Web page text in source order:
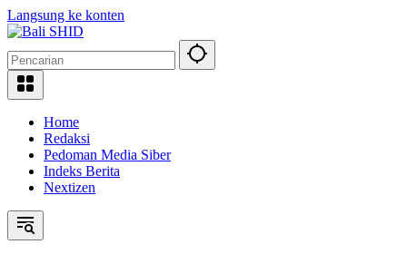
Langsung ke konten
Home
Redaksi
Pedoman Media Siber
Indeks Berita
Nextizen